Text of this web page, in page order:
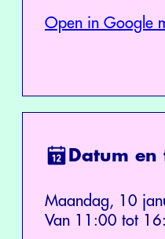
Open in Google
Datum en
Maandag, 10
Van 11:00 tot